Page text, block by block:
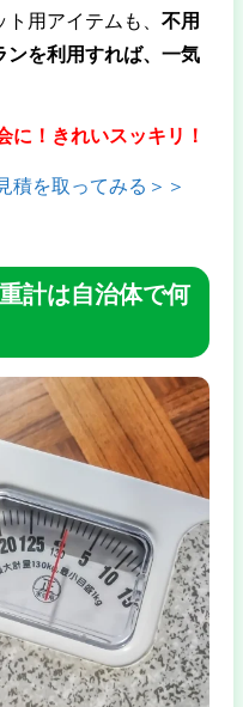
用アイテムも、 不用
ンを利用すれば、一気
に！きれいスッキリ！
積を取ってみる＞＞
計は自治体で何